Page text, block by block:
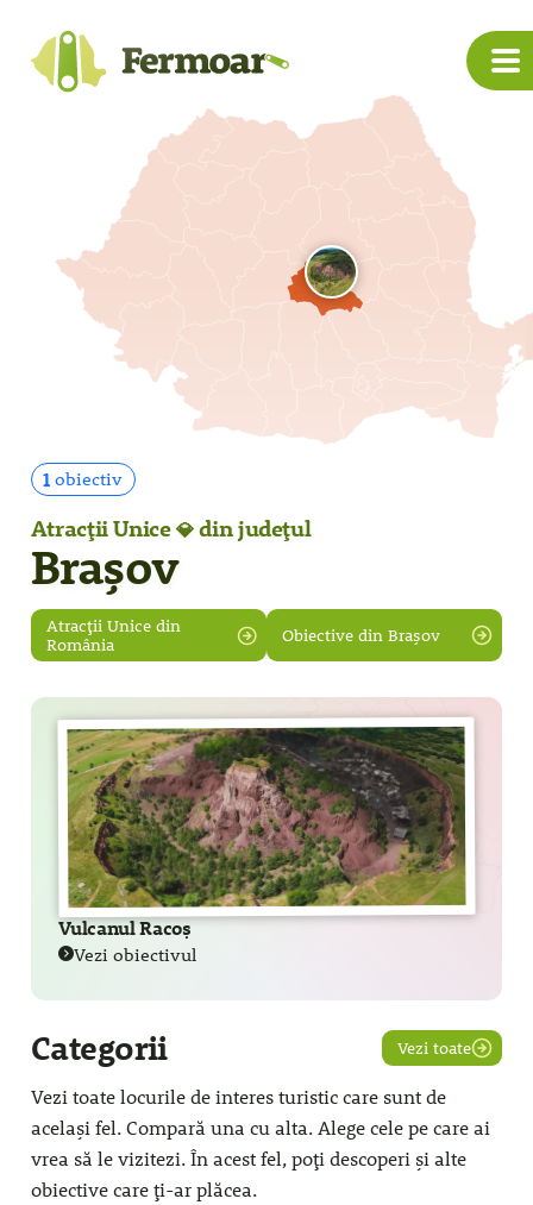
1 obiectiv
Atracții Unice💎din județul
Brașov
Atracții Unice din
România
Obiective din Brașov
Vulcanul Racoș
Vezi obiectivul
Categorii Vezi toate
Vezi toate locurile de interes turistic care sunt de
același fel. Compară una cu alta. Alege cele pe care ai
vrea să le vizitezi. În acest fel, poți descoperi și alte
obiective care ți-ar plăcea.